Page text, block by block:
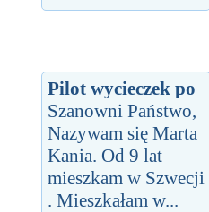
Pilot wycieczek po
Szanowni Państwo,
Nazywam się Marta
Kania. Od 9 lat
mieszkam w Szwecji
. Mieszkałam w...